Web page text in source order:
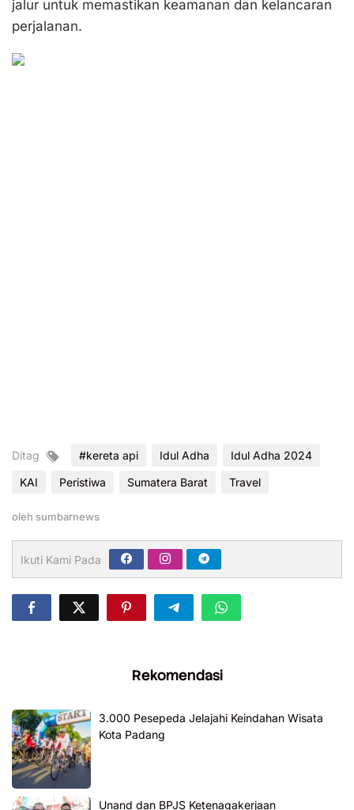
jalur untuk memastikan keamanan dan kelancaran
perjalanan.
Ditag #kereta api Idul Adha
Idul Adha 2024
KAI
Peristiwa Sumatera Barat Travel
oleh sumbarnews
Ikuti Kami Pada
Rekomendasi
3.000 Pesepeda Jelajahi Keindahan Wisata
Kota Padang
Unand dan BPJS Ketenagakerjaan